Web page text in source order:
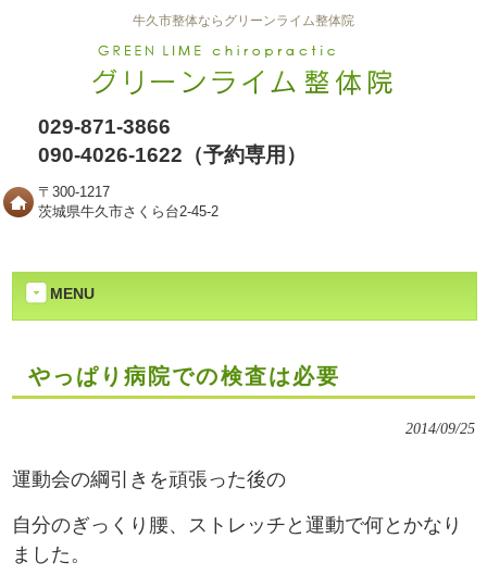
牛久市整体ならグリーンライム整体院
029-871-3866
090-4026-1622（予約専用）
〒300-1217
茨城県牛久市さくら台2-45-2
MENU
やっぱり病院での検査は必要
2014/09/25
運動会の綱引きを頑張った後の
自分のぎっくり腰、ストレッチと運動で何とかなり
ました。